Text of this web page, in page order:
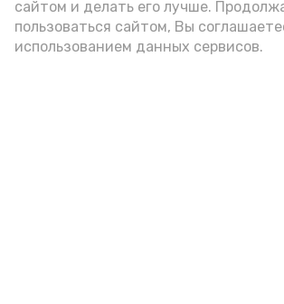
сайтом и делать его лучше.
пользоваться сайтом, Вы
использованием данных сервисов.